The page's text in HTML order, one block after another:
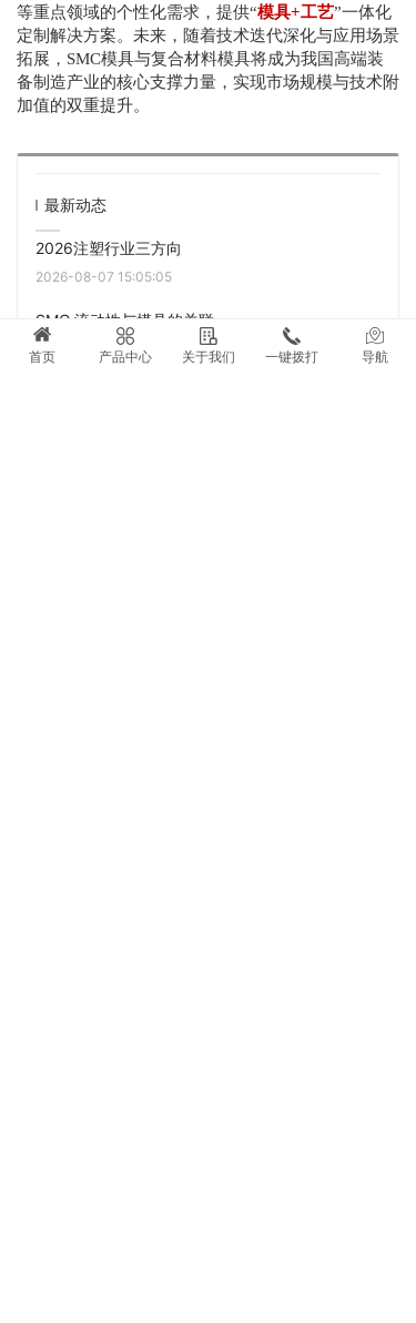
等重点领域的个性化需求，提供“模具+工艺”一体化
定制解决方案。未来，随着技术迭代深化与应用场景
拓展，SMC模具与复合材料模具将成为我国高端装
备制造产业的核心支撑力量，实现市场规模与技术附
加值的双重提升。
最新动态
2026注塑行业三方向
2026-08-07 15:05:05
SMC 流动性与模具的关联
2026-08-06 08:36:30
首页 产品中心 关于我们 一键拨打 导航